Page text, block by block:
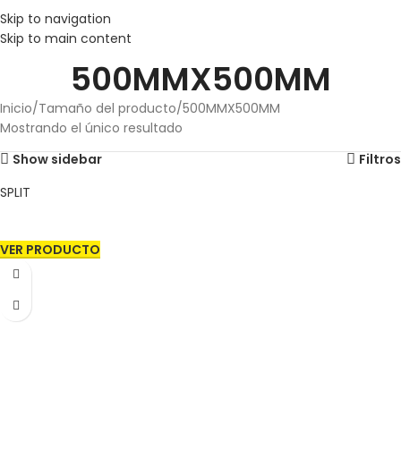
Skip to navigation
Skip to main content
500MMX500MM
Inicio Tamaño del producto 500MMX500MM
Mostrando el único resultado
Show sidebar
Filtros
SPLIT
VER PRODUCTO